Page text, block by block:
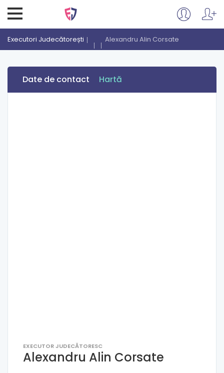
Executori Judecătorești Alexandru Alin Corsate
Date de contact Hartă
EXECUTOR JUDECĂTORESC
Alexandru Alin Corsate